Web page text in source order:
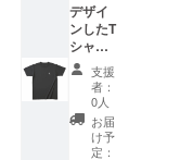
デザイ
ンしたT
シャツ
を提供
しま
す。 ・
サイズ
展開：
S, M,
支援
者：
0人
お届
け予
定：